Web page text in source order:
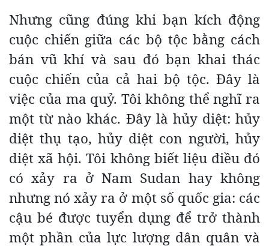
Nhưng cũng đúng khi bạn kích động
cuộc chiến giữa các bộ tộc bằng cách
bán vũ khí và sau đó bạn khai thác
cuộc chiến của cả hai bộ tộc. Đây là
việc của ma quỷ. Tôi không thể nghĩ ra
một từ nào khác. Đây là hủy diệt: hủy
diệt thụ tạo, hủy diệt con người, hủy
diệt xã hội. Tôi không biết liệu điều đó
có xảy ra ở Nam Sudan hay không
nhưng nó xảy ra ở một số quốc gia: các
cậu bé được tuyển dụng để trở thành
một phần của lực lượng dân quân và